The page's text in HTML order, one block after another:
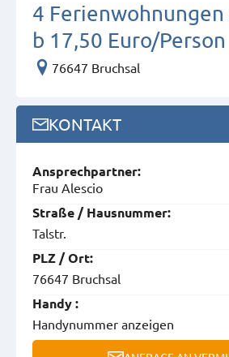
4 Ferienwohnungen
b 17,50 Euro/Person
76647 Bruchsal
KONTAKT
Ansprech­partner:
Frau Alescio
Straße / Hausnummer:
Talstr.
PLZ / Ort:
76647 Bruchsal
Handy :
Handynummer anzeigen